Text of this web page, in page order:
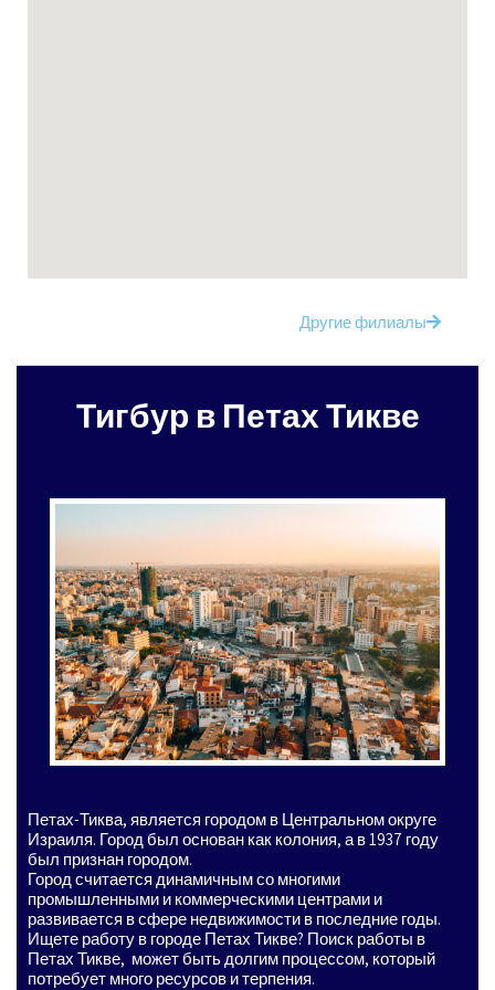
Другие филиалы
Тигбур в Петах Тикве
Петах-Тиква, является городом в Центральном округе
Израиля. Город был основан как колония, а в 1937 году
был признан городом.
Город считается динамичным со многими
промышленными и коммерческими центрами и
развивается в сфере недвижимости в последние годы.
Ищете работу в городе Петах Тикве? Поиск работы в
Петах Тикве, может быть долгим процессом, который
потребует много ресурсов и терпения.